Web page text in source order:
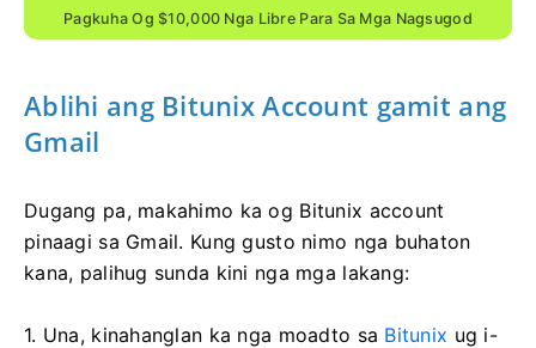
Pagkuha Og $10,000 Nga Libre Para Sa Mga Nagsugod
Ablihi ang Bitunix Account gamit ang
Gmail
Dugang pa, makahimo ka og Bitunix account
pinaagi sa Gmail. Kung gusto nimo nga buhaton
kana, palihug sunda kini nga mga lakang:
1. Una, kinahanglan ka nga moadto sa Bitunix ug i-